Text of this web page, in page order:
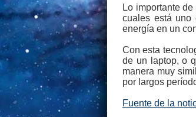
Lo importante
cuales está uno
energía en un
Con esta
de un laptop, o
manera muy
por largos
Fuente de la